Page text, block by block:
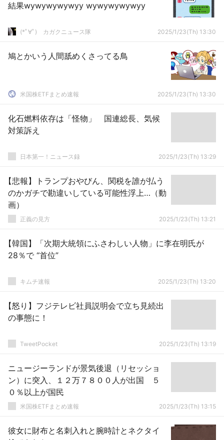
結果wywywywywyy wywywywywyy
(*ﾟ∀ﾟ)ゞカガクニュース隊 2025/1/23(Th) 13:30
鳩とかいう人間舐めくさってる鳥
米国株ETFまとめ速報 2025/1/23(Th) 13:30
化石燃料依存は「怪物」 国連総長、気候
対策訴え
日本第一！ニュース録 2025/1/23(Th) 13:29
【悲報】トランプおやびん、関税を誰が払う
のかガチで勘違いしている可能性浮上…（動
画）
正義の見方 2025/1/23(Th) 13:21
【韓国】「次期大統領にふさわしい人物」に李在明氏が
28％で “首位”
キムチ速報 2025/1/23(Th) 13:20
【怒り】フジテレビ社員説明会で立ち見続出
の事態に！
TweetPocket 2025/1/23(Th) 13:19
ニュージーランドが景気後退（リセッショ
ン）に突入、１２万７８００人が出国 ５
０％以上が国民
米国株ETFまとめ速報 2025/1/23(Th) 13:15
彼女に財布と名刺入れと腕時計とネクタイ